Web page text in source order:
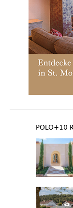
POLO+10